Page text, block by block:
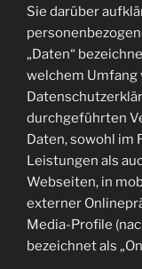
Sie darüber
„Daten“
welchem Umfang
durchgeführten
Daten, sowohl im
Leistungen als
Webseiten, in
externer
Media-Profile
bezeichnet als